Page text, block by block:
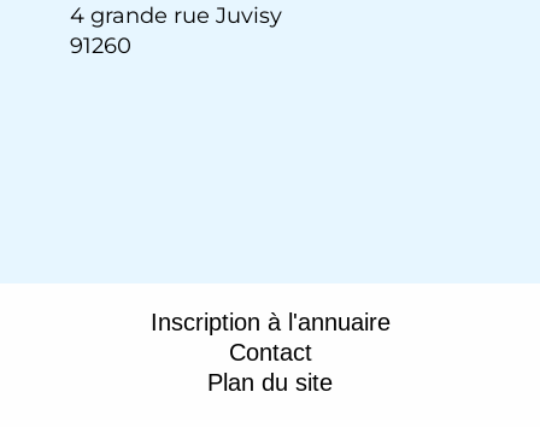
4 grande rue Juvisy
91260
Inscription à l'annuaire
Contact
Plan du site